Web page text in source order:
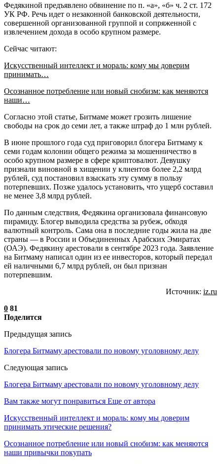
Федякиной предъявлено обвинение по п. «а», «б» ч. 2 ст. 172
УК РФ. Речь идет о незаконной банковской деятельности,
совершенной организованной группой и сопряженной с
извлечением дохода в особо крупном размере.
Сейчас читают:
Искусственный интеллект и мораль: кому мы доверим
принимать…
Осознанное потребление или новый снобизм: как меняются
наши…
Согласно этой статье, Битмаме может грозить лишение
свободы на срок до семи лет, а также штраф до 1 млн рублей.
В июне прошлого года суд приговорил блогера Битмаму к
семи годам колонии общего режима за мошенничество в
особо крупном размере в сфере криптовалют. Девушку
признали виновной в хищении у клиентов более 2,2 млрд
рублей, суд постановил взыскать эту сумму в пользу
потерпевших. Позже удалось установить, что ущерб составил
не менее 3,8 млрд рублей.
По данным следствия, Федякина организовала финансовую
пирамиду. Блогер выводила средства за рубеж, обходя
валютный контроль. Сама она в последние годы жила на две
страны — в России и Объединенных Арабских Эмиратах
(ОАЭ). Федякину арестовали в сентябре 2023 года. Заявление
на Битмаму написал один из ее инвесторов, который передал
ей наличными 6,7 млрд рублей, он был признан
потерпевшим.
Источник: iz.ru
0 81
Поделится
Предыдущая запись
Блогера Битмаму арестовали по новому уголовному делу
Следующая запись
Блогера Битмаму арестовали по новому уголовному делу
Вам также могут понравиться Еще от автора
Искусственный интеллект и мораль: кому мы доверим
принимать этические решения?
Осознанное потребление или новый снобизм: как меняются
наши привычки покупать